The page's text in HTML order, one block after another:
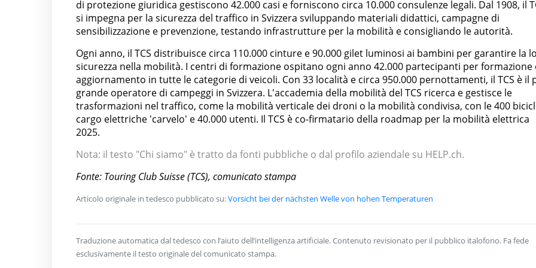
di protezione giuridica gestiscono 42.000 casi e forniscono circa 10.000 consulenze legali. Dal 1908, il
si impegna per la sicurezza del traffico in Svizzera sviluppando materiali didattici, campagne di
sensibilizzazione e prevenzione, testando infrastrutture per la mobilità e consigliando le autorità.
Ogni anno, il TCS distribuisce circa 110.000 cinture e 90.000 gilet luminosi ai bambini per garantire la
sicurezza nella mobilità. I centri di formazione ospitano ogni anno 42.000 partecipanti per formazione
aggiornamento in tutte le categorie di veicoli. Con 33 località e circa 950.000 pernottamenti, il TCS è il
grande operatore di campeggi in Svizzera. L'accademia della mobilità del TCS ricerca e gestisce le
trasformazioni nel traffico, come la mobilità verticale dei droni o la mobilità condivisa, con le 400
cargo elettriche 'carvelo' e 40.000 utenti. Il TCS è co-firmatario della roadmap per la mobilità elettrica
2025.
Nota: il testo "Chi siamo" è tratto da fonti pubbliche o dal profilo aziendale su HELP.ch.
Fonte: Touring Club Suisse (TCS), comunicato stampa
Articolo originale in tedesco pubblicato su:Vorsicht bei der nächsten Welle von hohen Temperaturen
Traduzione automatica dal tedesco con l’aiuto dell’intelligenza artificiale. Contenuto revisionato per il pubblico italofono. Fa fede
esclusivamente il testo originale del comunicato stampa.